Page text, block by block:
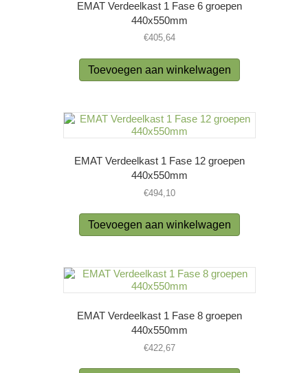
EMAT Verdeelkast 1 Fase 6 groepen
440x550mm
€405,64
Toevoegen aan winkelwagen
EMAT Verdeelkast 1 Fase 12 groepen
440x550mm
€494,10
Toevoegen aan winkelwagen
EMAT Verdeelkast 1 Fase 8 groepen
440x550mm
€422,67